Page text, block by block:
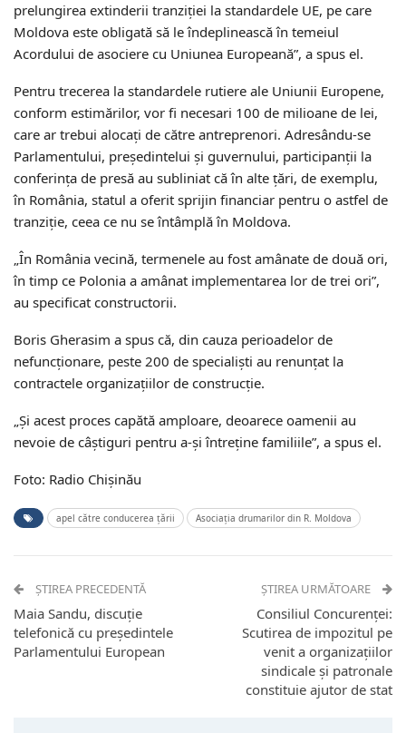
prelungirea extinderii tranziţiei la standardele UE, pe care
Moldova este obligată să le îndeplinească în temeiul
Acordului de asociere cu Uniunea Europeană”, a spus el.
Pentru trecerea la standardele rutiere ale Uniunii Europene,
conform estimărilor, vor fi necesari 100 de milioane de lei,
care ar trebui alocaţi de către antreprenori. Adresându-se
Parlamentului, preşedintelui şi guvernului, participanţii la
conferinţa de presă au subliniat că în alte ţări, de exemplu,
în România, statul a oferit sprijin financiar pentru o astfel de
tranziţie, ceea ce nu se întâmplă în Moldova.
„În România vecină, termenele au fost amânate de două ori,
în timp ce Polonia a amânat implementarea lor de trei ori”,
au specificat constructorii.
Boris Gherasim a spus că, din cauza perioadelor de
nefuncţionare, peste 200 de specialişti au renunţat la
contractele organizaţiilor de construcţie.
„Şi acest proces capătă amploare, deoarece oamenii au
nevoie de câştiguri pentru a-şi întreţine familiile”, a spus el.
Foto: Radio Chișinău
apel către conducerea țării Asociaţia drumarilor din R. Moldova
ȘTIREA PRECEDENTĂ
Maia Sandu, discuție
telefonică cu președintele
Parlamentului European
ȘTIREA URMĂTOARE
Consiliul Concurenței:
Scutirea de impozitul pe
venit a organizațiilor
sindicale și patronale
constituie ajutor de stat